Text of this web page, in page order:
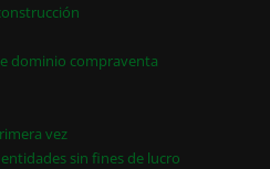
dominio compraventa
vez
sin fines de lucro